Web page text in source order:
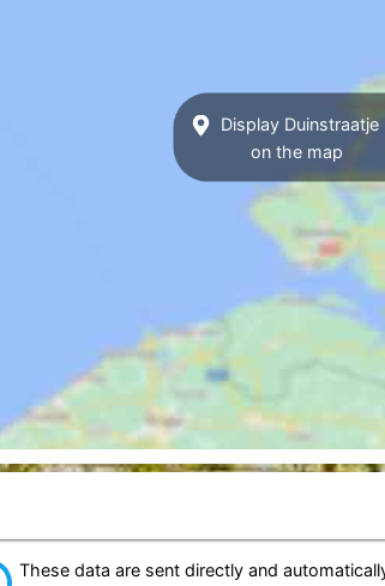
Display Duinstraatje
on the map
These data are sent directly and